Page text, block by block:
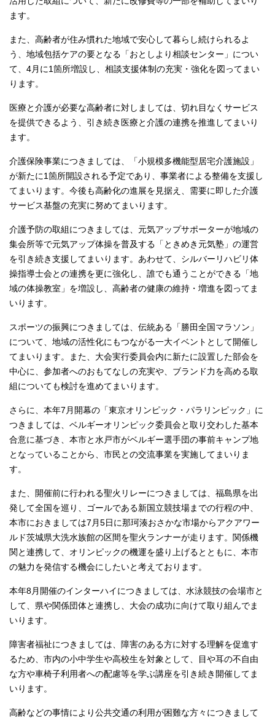
ます。
また、高齢者が住み慣れた地域で安心して暮らし続けられるよ
う、地域包括ケアの要となる「おとしより相談センター」につい
て、4月に1箇所増設し、相談支援体制の充実・強化を図ってまい
ります。
医療と介護が必要な高齢者に対しましては、切れ目なくサービス
を提供できるよう、引き続き医療と介護の連携を推進してまいり
ます。
介護保険事業につきましては、「小規模多機能型居宅介護施設」
が新たに1箇所開設される予定であり、事業者による整備を支援し
てまいります。今後も高齢化の進展を見据え、需要に即した介護
サービス基盤の充実に努めてまいります。
介護予防の取組につきましては、元気アップサポーターが地域の
集会所等で元気アップ体操を普及する「ときめき元気塾」の運営
を引き続き支援してまいります。あわせて、シルバーリハビリ体
操指導士会との連携を更に強化し、誰でも通うことができる「地
域の体操教室」を増設し、高齢者の健康の維持・増進を図ってま
いります。
スポーツの振興につきましては、伝統ある「勝田全国マラソン」
について、地域の活性化にもつながる一大イベントとして開催し
てまいります。また、大会実行委員会内に新たに設置した部会を
中心に、参加者へのおもてなしの充実や、ブランド力を高める取
組についても検討を進めてまいります。
さらに、本年7月開幕の「東京オリンピック・パラリンピック」に
つきましては、ベルギーオリンピック委員会と取り交わした基本
合意に基づき、本市と水戸市がベルギー選手団の事前キャンプ地
となっていることから、市民との交流事業を実施してまいりま
す。
また、開催前に行われる聖火リレーにつきましては、福島県を出
発して全国を巡り、ゴールである新国立競技場までの行程の中、
本市におきましては7月5日に那珂湊おさかな市場からアクアワー
ルド茨城県大洗水族館の区間を聖火ランナーが走ります。関係機
関と連携して、オリンピックの機運を盛り上げるとともに、本市
の魅力を発信する機会にしたいと考えております。
本年8月開催のインターハイにつきましては、水泳競技の会場市と
して、県や関係団体と連携し、大会の成功に向けて取り組んでま
いります。
障害者福祉につきましては、障害のある方に対する理解を促進す
るため、市内の小中学生や高校生を対象として、目や耳の不自由
な方や車椅子利用者への配慮等を学ぶ講座を引き続き開催してま
いります。
高齢などの事情により公共交通の利用が困難な方々につきまして